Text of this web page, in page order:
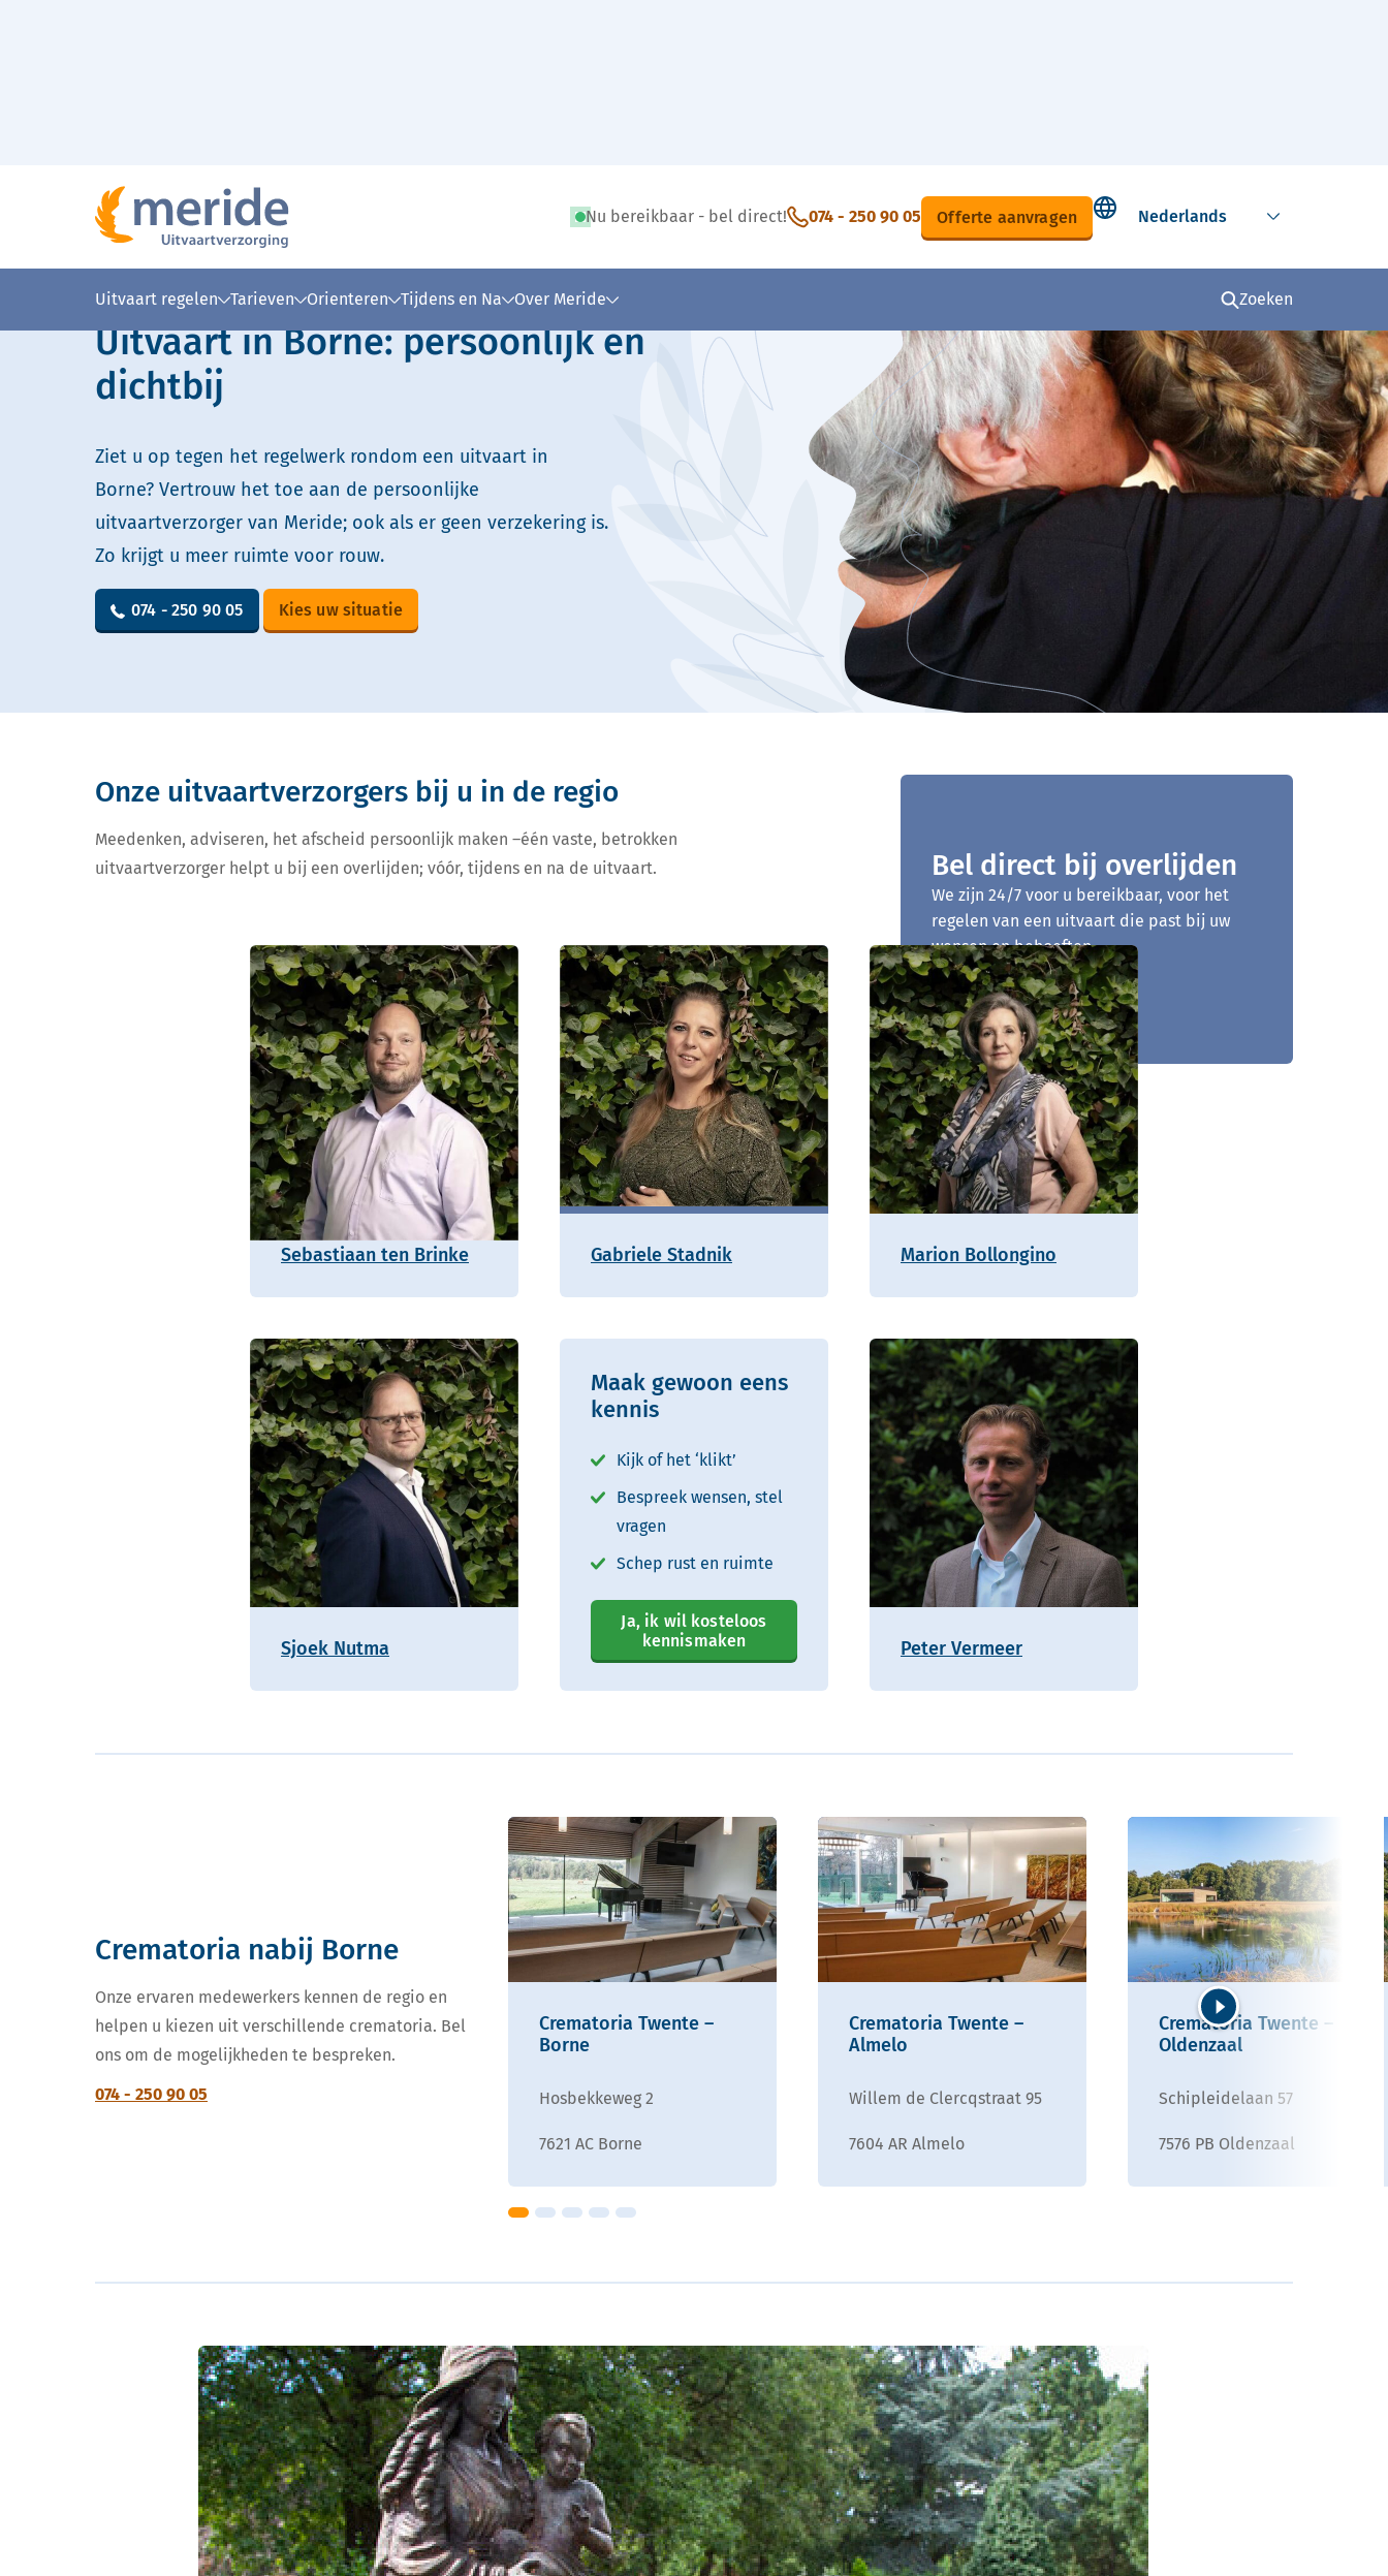
Nu bereikbaar - bel direct! 074 - 250 90 05 Offerte aanvragen
Select language
Uitvaart regelen Tarieven Orienteren Tijdens en Na Over Meride Zoeken
Lees voor Uitleg woorden Simpele tekst
Uitvaart in Borne: persoonlijk en
dichtbij
Ziet u op tegen het regelwerk rondom een uitvaart in
Borne? Vertrouw het toe aan de persoonlijke
uitvaartverzorger van Meride; ook als er geen verzekering is.
Zo krijgt u meer ruimte voor rouw.
074 - 250 90 05 Kies uw situatie
Bel direct bij overlijden
We zijn 24/7 voor u bereikbaar, voor het
regelen van een uitvaart die past bij uw
wensen en behoeften.
074 - 250 90 05
Onze uitvaartverzorgers bij u in de regio
Meedenken, adviseren, het afscheid persoonlijk maken –één vaste, betrokken
uitvaartverzorger helpt u bij een overlijden; vóór, tijdens en na de uitvaart.
Sebastiaan ten Brinke Gabriele Stadnik Marion Bollongino
Sjoek Nutma
Maak gewoon eens
kennis
Kijk of het ‘klikt’
Bespreek wensen, stel
vragen
Schep rust en ruimte
Ja, ik wil kosteloos
kennismaken
Peter Vermeer
Crematoria nabij Borne
Onze ervaren medewerkers kennen de regio en
helpen u kiezen uit verschillende crematoria. Bel
ons om de mogelijkheden te bespreken.
074 - 250 90 05
Crematoria Twente –
Borne
Hosbekkeweg 2
7621 AC Borne
Crematoria Twente –
Almelo
Willem de Clercqstraat 95
7604 AR Almelo
Crematoria Twente –
Oldenzaal
Schipleidelaan 57
7576 PB Oldenzaal
Volgende